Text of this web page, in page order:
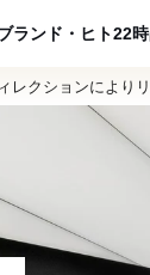
ランド・ヒト22
レクションにより